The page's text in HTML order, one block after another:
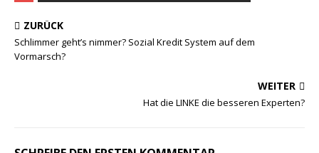
ZURÜCK
Schlimmer geht’s nimmer? Sozial Kredit System auf dem
Vormarsch?
WEITER
Hat die LINKE die besseren Experten?